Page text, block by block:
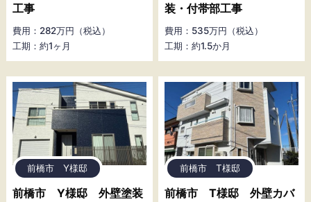
工事
費用：282万円（税込）
工期：約1ヶ月
装・付帯部工事
費用：535万円（税込）
工期：約1.5か月
前橋市 Y様邸
前橋市 Y様邸 外壁塗装
前橋市 T様邸
前橋市 T様邸 外壁カバ